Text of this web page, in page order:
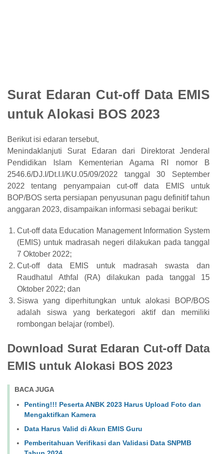
Surat Edaran Cut-off Data EMIS
untuk Alokasi BOS 2023
Berikut isi edaran tersebut,
Menindaklanjuti Surat Edaran dari Direktorat Jenderal
Pendidikan Islam Kementerian Agama RI nomor B
2546.6/DJ.I/Dt.I.I/KU.05/09/2022 tanggal 30 September
2022 tentang penyampaian cut-off data EMIS untuk
BOP/BOS serta persiapan penyusunan pagu definitif tahun
anggaran 2023, disampaikan informasi sebagai berikut:
Cut-off data Education Management Information System
(EMIS) untuk madrasah negeri dilakukan pada tanggal
7 Oktober 2022;
Cut-off data EMIS untuk madrasah swasta dan
Raudhatul Athfal (RA) dilakukan pada tanggal 15
Oktober 2022; dan
Siswa yang diperhitungkan untuk alokasi BOP/BOS
adalah siswa yang berkategori aktif dan memiliki
rombongan belajar (rombel).
Download Surat Edaran Cut-off Data
EMIS untuk Alokasi BOS 2023
BACA JUGA
Penting!!! Peserta ANBK 2023 Harus Upload Foto dan
Mengaktifkan Kamera
Data Harus Valid di Akun EMIS Guru
Pemberitahuan Verifikasi dan Validasi Data SNPMB